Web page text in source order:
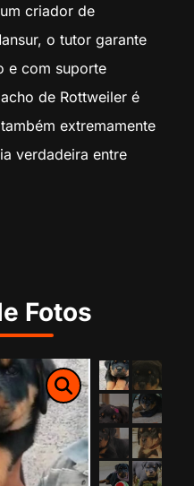
criador de
o tutor garante
e com suporte
de Rottweiler é
extremamente
verdadeira entre
Fotos